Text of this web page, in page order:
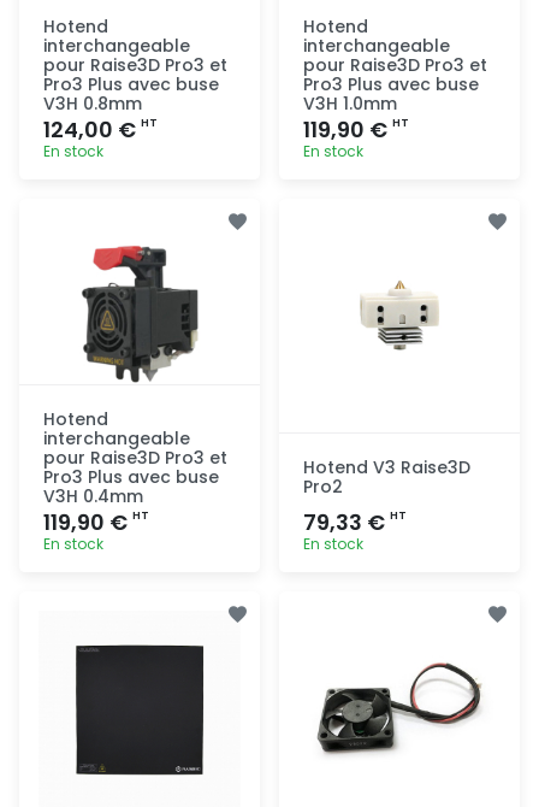
Hotend
interchangeable
pour Raise3D Pro3 et
Pro3 Plus avec buse
V3H 0.8mm
124,00 € HT
En stock
Hotend
interchangeable
pour Raise3D Pro3 et
Pro3 Plus avec buse
V3H 1.0mm
119,90 € HT
En stock
Hotend
interchangeable
pour Raise3D Pro3 et
Pro3 Plus avec buse
V3H 0.4mm
119,90 € HT
En stock
Hotend V3 Raise3D
Pro2
79,33 € HT
En stock